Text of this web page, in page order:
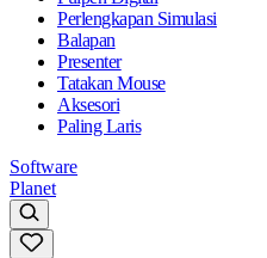
Perlengkapan Simulasi
Balapan
Presenter
Tatakan Mouse
Aksesori
Paling Laris
Software
Planet